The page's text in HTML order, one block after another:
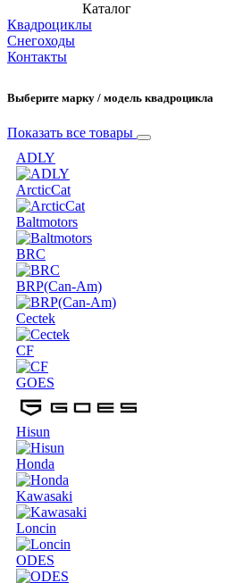
Каталог
Квадроциклы
Снегоходы
Контакты
Выберите марку / модель квадроцикла
Показать все товары
ADLY
ArcticCat
Baltmotors
BRC
BRP(Can-Am)
Cectek
CF
GOES
Hisun
Honda
Kawasaki
Loncin
ODES